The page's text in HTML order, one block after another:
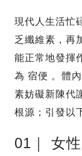
現代人生活忙
乏纖維素，再
能正常地發揮
為 宿便 。體
素妨礙新陳代
根源；引發以
01｜ 女